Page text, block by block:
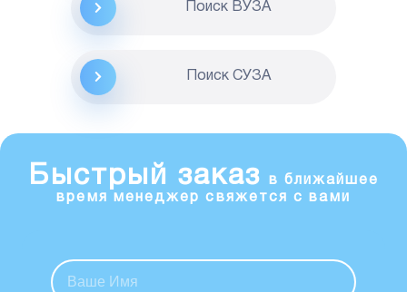
Поиск ВУЗА
Поиск CУЗА
Быстрый заказ
в ближайшее
время менеджер свяжется с вами